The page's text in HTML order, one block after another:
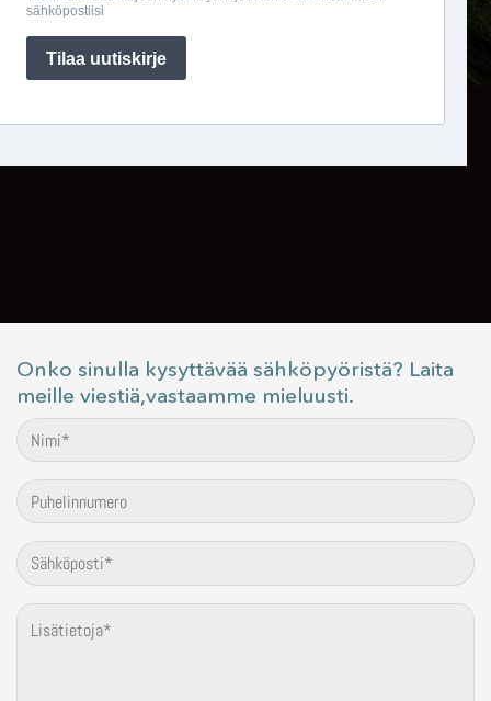
Onko sinulla kysyttävää sähköpyöristä? Laita
meille viestiä,vastaamme mieluusti.